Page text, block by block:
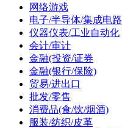
网络游戏
电子/半导体/集成电路
仪器仪表/工业自动化
会计/审计
金融(投资/证券
金融(银行/保险)
贸易/进出口
批发/零售
消费品(食/饮/烟酒)
服装/纺织/皮革